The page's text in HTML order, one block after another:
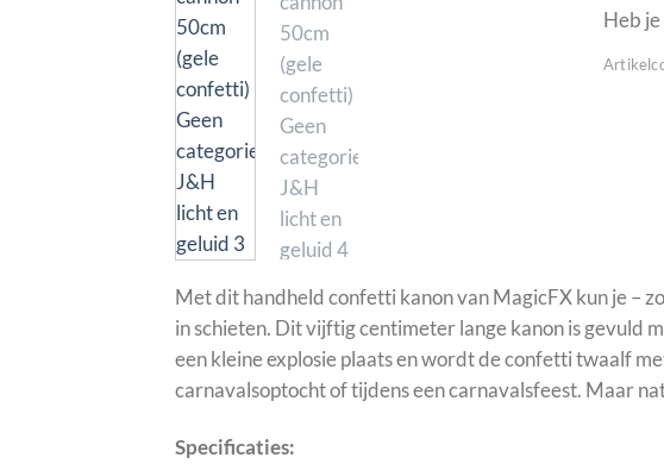
Heb je
Met dit handheld confetti kanon van MagicFX kun je –
in schieten. Dit vijftig centimeter lange kanon is gevuld
een kleine explosie plaats en wordt de confetti twaalf
carnavalsoptocht of tijdens een carnavalsfeest. Maar
Specificaties: